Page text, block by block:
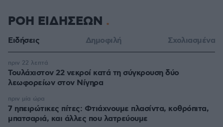
ΡΟΗ ΕΙΔΗΣΕΩΝ
Ειδήσεις Δημοφιλή Σχολιασμένα
Τουλάχιστον 22 νεκροί κατά τη σύγκρουση δύο
λεωφορείων στον Νίγηρα
πριν 22 λεπτά
7 ηπειρώτικες πίτες: Φτιάχνουμε πλασίντα, κοθρόπιτα,
μπατσαριά, και άλλες που λατρεύουμε
πριν μία ώρα